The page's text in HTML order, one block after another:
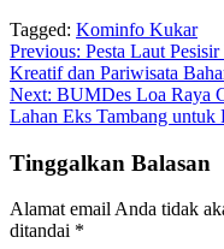
Tagged: Kominfo Kukar
Navigasi
pos
Previous: Pesta Laut
Kreatif dan Pariwisata
Next: BUMDes Loa Raya
Lahan Eks Tambang untuk
Tinggalkan Balasan
Alamat email Anda tidak
ditandai *